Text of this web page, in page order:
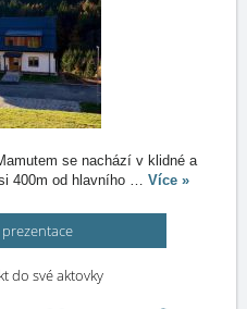
se nachází v klidné a
400m od hlavního … Více »
do své aktovky